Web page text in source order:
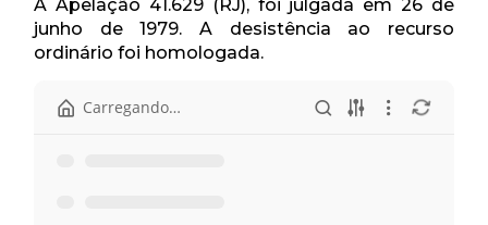
A Apelação 41.629 (RJ), foi julgada em 26 de
junho de 1979. A desistência ao recurso
ordinário foi homologada.
Início